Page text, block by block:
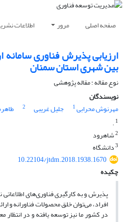
صفحه اصلی مرور اطلاعات
ارزیابی پذیرش فناوری
بین ‏شهری استان سمنان
نوع مقاله : مقاله پژوهشی
نویسندگان
مهرنوش محرابی1 جلیل غریبی 2
1
.
2شاهرود
3دانشگاه
10.22104/jtdm.2018.1938.1670
چکیده
پذیرش و به کارگیری فناوری‌های
افراد، می‌توان خلق محصولات فناورانه و